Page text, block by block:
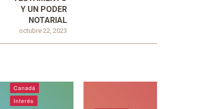
octubre 22, 2023
Y UN PODER
NOTARIAL
Canadá
Interés